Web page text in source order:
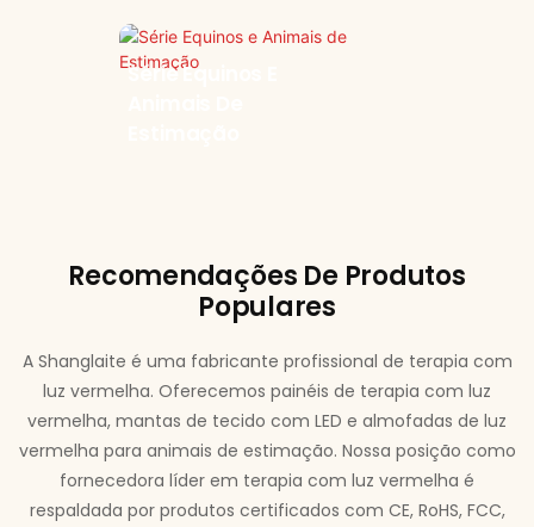
Série Equinos E
Recomendações De Produtos
Populares
A Shanglaite é uma fabricante profissional de terapia com
luz vermelha. Oferecemos painéis de terapia com luz
vermelha, mantas de tecido com LED e almofadas de luz
vermelha para animais de estimação. Nossa posição como
fornecedora líder em terapia com luz vermelha é
respaldada por produtos certificados com CE, RoHS, FCC,